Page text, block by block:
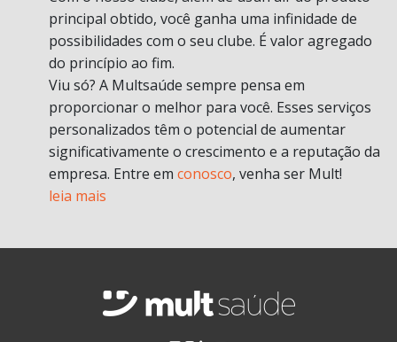
principal obtido, você ganha uma infinidade de
possibilidades com o seu clube. É valor agregado
do princípio ao fim.
Viu só? A Multsaúde sempre pensa em
proporcionar o melhor para você. Esses serviços
personalizados têm o potencial de aumentar
significativamente o crescimento e a reputação da
empresa. Entre em conosco, venha ser Mult!
leia mais